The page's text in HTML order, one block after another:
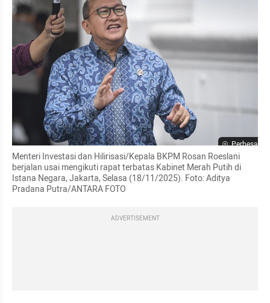
Perbesar
Menteri Investasi dan Hilirisasi/Kepala BKPM Rosan Roeslani
berjalan usai mengikuti rapat terbatas Kabinet Merah Putih di
Istana Negara, Jakarta, Selasa (18/11/2025). Foto: Aditya
Pradana Putra/ANTARA FOTO
ADVERTISEMENT